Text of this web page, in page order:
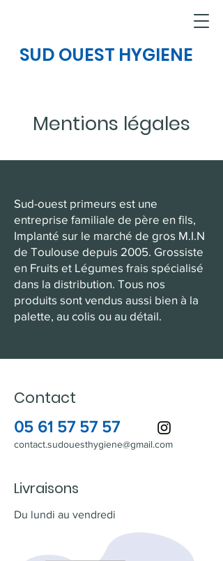
SUD OUEST HYGIENE
Mentions légales
Sud-ouest primeurs est une
entreprise familiale de père en fils,
Implanté sur le marché de gros M.I.N
de Toulouse depuis 2005. Grossiste
en Fruits et Légumes frais spécialisé
dans la distribution. Tous nos
produits sont vendus aussi bien à la
palette, au colis ou au détail.
Contact
05 61 57 57 57
contact.sudouesthygiene@gmail.com
Livraisons
Du lundi au vendredi